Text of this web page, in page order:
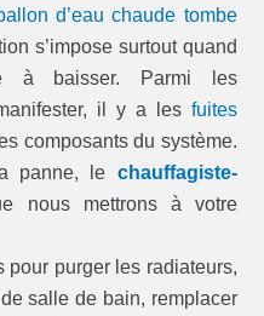
d’eau chaude tombe
s’impose surtout quand
à baisser. Parmi les
il y a les fuites
composants du système.
panne, le chauffagiste-
nous mettrons à votre
pour purger les radiateurs,
salle de bain, remplacer